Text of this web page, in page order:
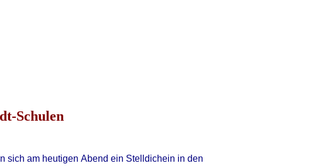
Schulen
sich am heutigen Abend ein Stelldichein in den